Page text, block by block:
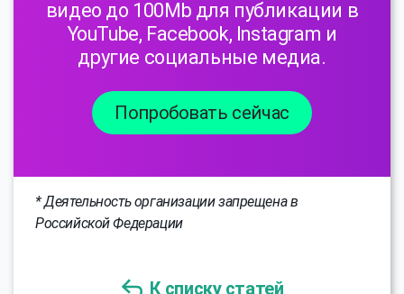
видео до 100Mb для публикации в
YouTube, Facebook, Instagram и
другие социальные медиа.
Попробовать сейчас
* Деятельность организации запрещена в
Российской Федерации
К списку статей